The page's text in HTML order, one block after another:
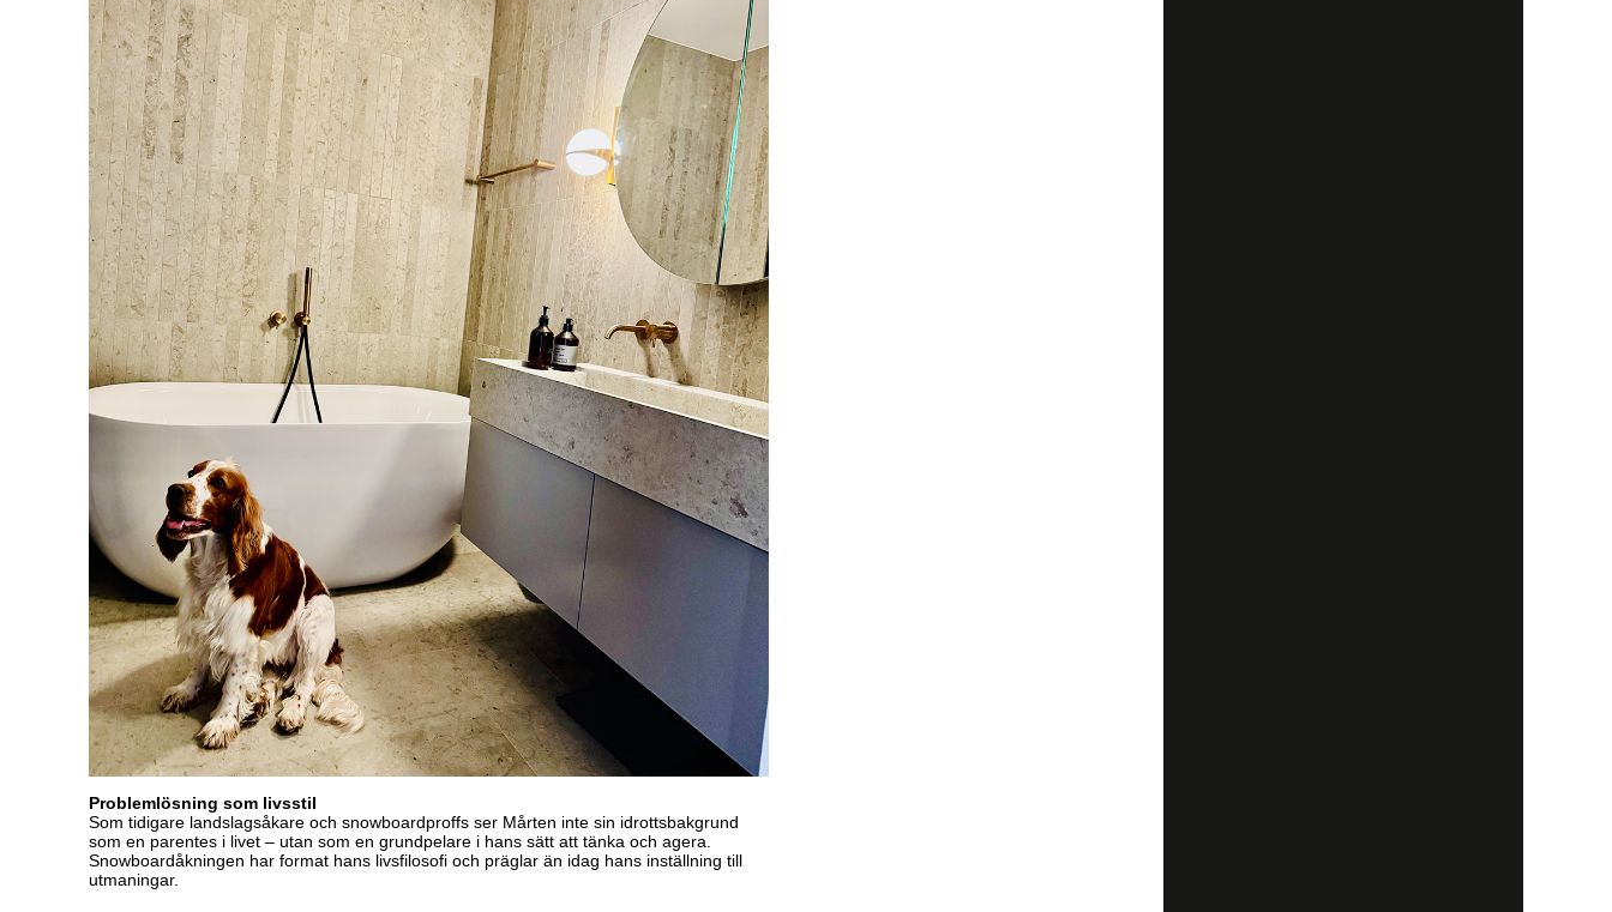
Problemlösning som livsstil
Som tidigare landslagsåkare och snowboardproffs ser Mårten inte sin idrottsbakgrund
som en parentes i livet – utan som en grundpelare i hans sätt att tänka och agera.
Snowboardåkningen har format hans livsfilosofi och präglar än idag hans inställning till
utmaningar.